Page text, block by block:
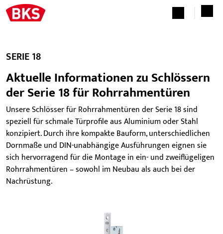
SERIE 18
Aktuelle Informationen zu Schlössern
der Serie 18 für Rohrrahmentüren
Unsere Schlösser für Rohrrahmentüren der Serie 18 sind
speziell für schmale Türprofile aus Aluminium oder Stahl
konzipiert. Durch ihre kompakte Bauform, unterschiedlichen
Dornmaße und DIN-unabhängige Ausführungen eignen sie
sich hervorragend für die Montage in ein- und zweiflügeligen
Rohrrahmentüren – sowohl im Neubau als auch bei der
Nachrüstung.